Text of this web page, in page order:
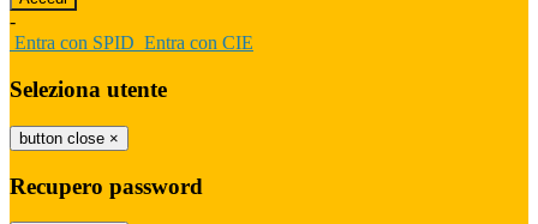
-
Entra con SPID Entra con CIE
Seleziona utente
button close ×
Recupero password